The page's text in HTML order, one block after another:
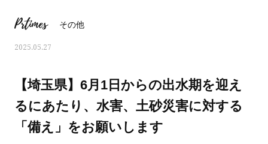
Prtimes その他
2025.05.27
【埼玉県】6月1日からの出水期を迎え
るにあたり、水害、土砂災害に対する
「備え」をお願いします